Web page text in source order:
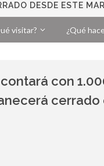
DESDE ESTE
visitar? ¿Qué
contará con